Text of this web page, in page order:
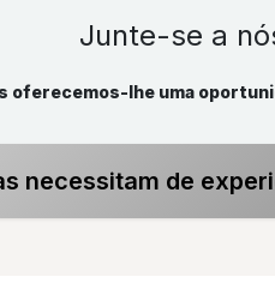
Junte-se a
oferecemos-lhe uma
necessitam de